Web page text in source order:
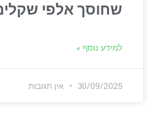
שחוסך אלפי
למידע נוסף »
30/09/2025 אין תגובות